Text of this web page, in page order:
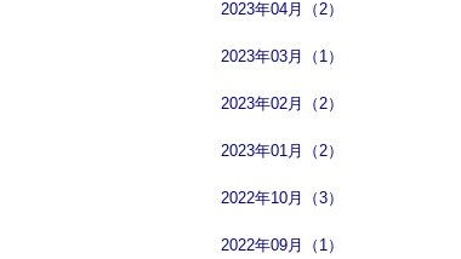
2023年04月（2）
2023年03月（1）
2023年02月（2）
2023年01月（2）
2022年10月（3）
2022年09月（1）